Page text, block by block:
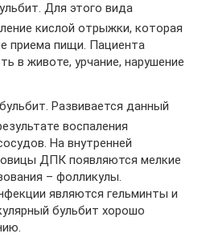
Для этого вида
кислой отрыжки, которая
приема пищи. Пациента
в животе, урчание, нарушение
Развивается данный
воспаления
На внутренней
ДПК появляются мелкие
– фолликулы.
являются гельминты и
бульбит хорошо